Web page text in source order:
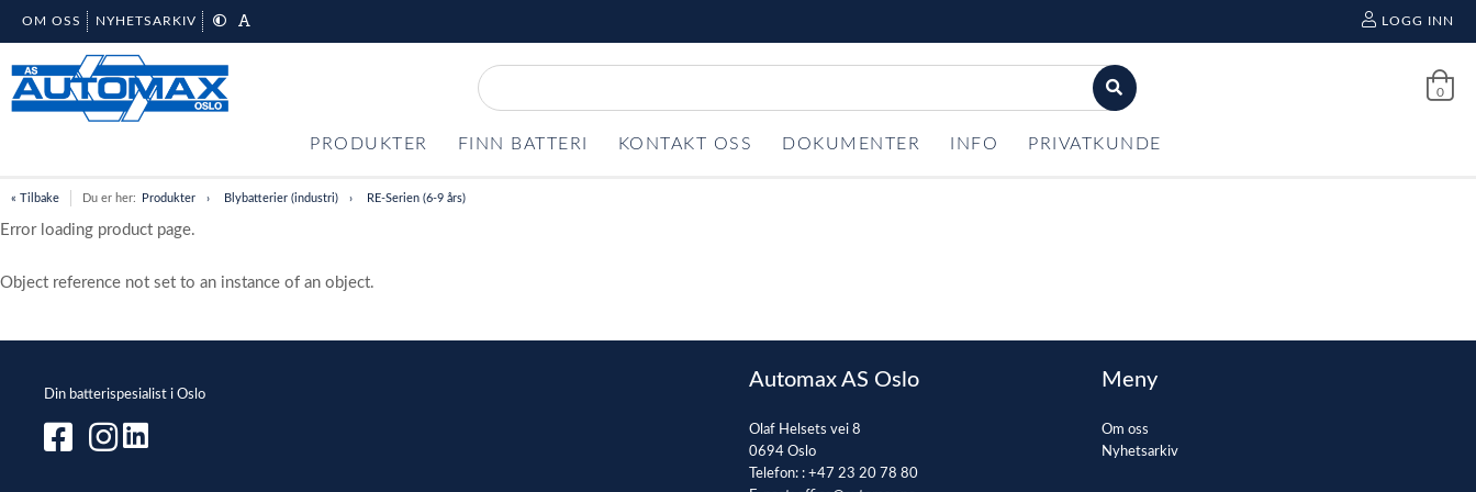
OM OSS NYHETSARKIV LOGG INN
0
PRODUKTER FINN BATTERI KONTAKT OSS DOKUMENTER INFO PRIVATKUNDE
« Tilbake Du er her: Produkter Blybatterier (industri) RE-Serien (6-9 års)
Error loading product page.
Object reference not set to an instance of an object.
Din batterispesialist i Oslo
Automax AS Oslo
Olaf Helsets vei 8
0694 Oslo
Telefon: : +47 23 20 78 80
Meny
Om oss
Nyhetsarkiv